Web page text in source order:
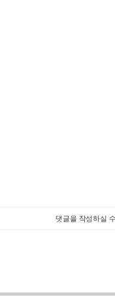
댓글을 작성하실